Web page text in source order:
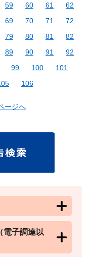
59 60 61
62
69 70 71
72
79 80 81
82
89 90 91
92
99 100
101
106
ージへ
電子調達以